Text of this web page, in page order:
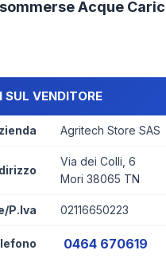
Acque
SUL VENDITORE
Agritech Store SAS
Via dei Colli, 6
Mori 38065 TN
P.Iva 02116650223
0464 670619